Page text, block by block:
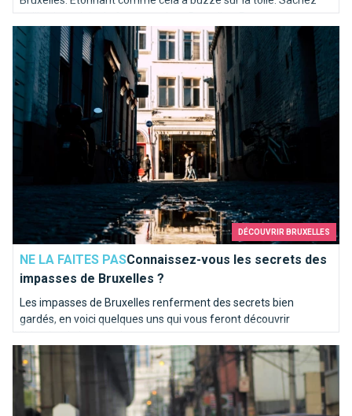
qu'il existe plein de fresques dans Bruxelles. Prenez une
journée pour les découvrir et suivez le guide...
DÉCOUVRIR BRUXELLES
NE LA FAITES PASConnaissez-vous les secrets des
impasses de Bruxelles ?
Les impasses de Bruxelles renferment des secrets bien
gardés, en voici quelques uns qui vous feront découvrir
l'histoire de la capitale.
Connaissez-vous les secrets des impasses de Bruxelles ?
L'ASBL Mauto Défense, la protection des automobilistes